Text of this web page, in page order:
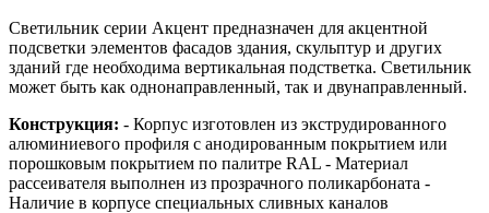
Светильник cерии Акцент предназначен для акцентной
подсветки элементов фасадов здания, скульптур и других
зданий где необходима вертикальная подстветка. Светильник
может быть как однонаправленный, так и двунаправленный.
Конструкция: - Корпус изготовлен из экструдированного
алюминиевого профиля с анодированным покрытием или
порошковым покрытием по палитре RAL - Материал
рассеивателя выполнен из прозрачного поликарбоната -
Наличие в корпусе специальных сливных каналов